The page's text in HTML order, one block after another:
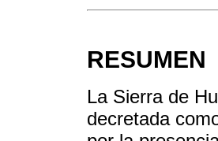
RESUMEN
La Sierra de
decretada